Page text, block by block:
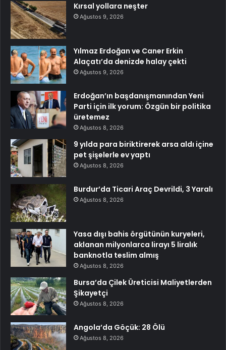
Kırsal yollara neşter
Ağustos 9, 2026
Yılmaz Erdoğan ve Caner Erkin
Alaçatı’da denizde halay çekti
Ağustos 9, 2026
Erdoğan’ın başdanışmanından Yeni
Parti için ilk yorum: Özgün bir politika
üretemez
Ağustos 8, 2026
9 yılda para biriktirerek arsa aldı içine
pet şişelerle ev yaptı
Ağustos 8, 2026
Burdur’da Ticari Araç Devrildi, 3 Yaralı
Ağustos 8, 2026
Yasa dışı bahis örgütünün kuryeleri,
aklanan milyonlarca lirayı 5 liralık
banknotla teslim almış
Ağustos 8, 2026
Bursa’da Çilek Üreticisi Maliyetlerden
Şikayetçi
Ağustos 8, 2026
Angola’da Göçük: 28 Ölü
Ağustos 8, 2026